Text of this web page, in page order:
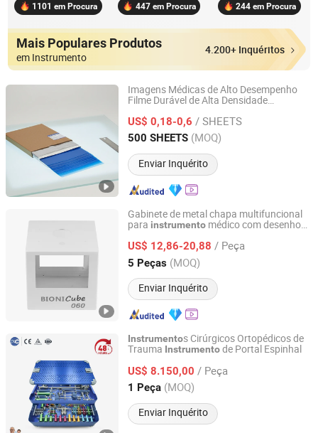
1101 em Procura 447 em Procura 244 em Procura
Mais Populares Produtos
em Instrumento
4.200+ Inquéritos
Imagens Médicas de Alto Desempenho
Filme Durável de Alta Densidade
Médico
US$ 0,18-0,6 / SHEETS
500 SHEETS (MOQ)
Enviar Inquérito
ZHEJIANG SHENMU IMAGING TECHNOLOGY CO., LTD.
Zhejiang, China Desde 2025
Gabinete de metal chapa multifuncional
para instrumento médico com desenho
US$ 12,86-20,88 / Peça
5 Peças (MOQ)
Enviar Inquérito
Jiangsu ZhongDa Intelligent Equipment Co., Ltd.
Jiangsu, China Desde 2024
Instrumentos Cirúrgicos Ortopédicos de
Trauma Instrumentode Portal Espinhal
US$ 8.150,00 / Peça
1 Peça (MOQ)
Enviar Inquérito
Xc Technology Co., Ltd.
Jiangsu, China Desde 2025